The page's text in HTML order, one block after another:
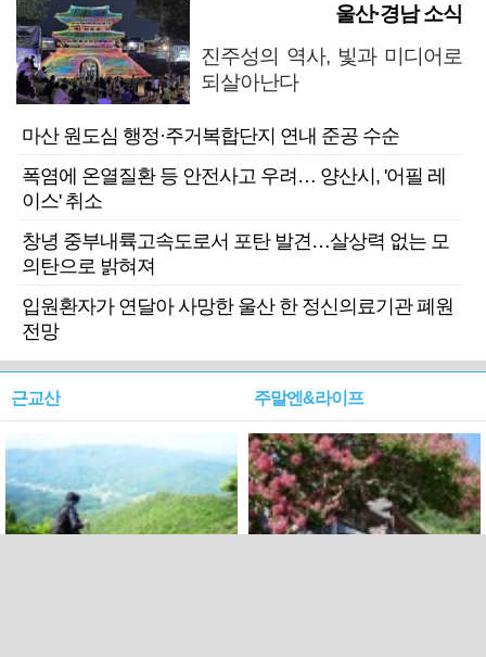
울산·경남 소식
진주성의 역사, 빛과 미디어로
되살아난다
마산 원도심 행정·주거복합단지 연내 준공 수순
폭염에 온열질환 등 안전사고 우려… 양산시, '어필 레
이스' 취소
창녕 중부내륙고속도로서 포탄 발견…살상력 없는 모
의탄으로 밝혀져
입원환자가 연달아 사망한 울산 한 정신의료기관 폐원
전망
근교산 주말엔&라이프